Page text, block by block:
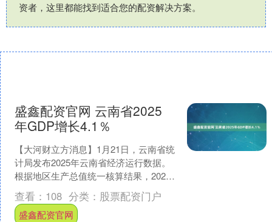
资者，这里都能找到适合您的配资解决方案。
盛鑫配资官网 云南省2025
年GDP增长4.1％
【大河财立方消息】1月21日，云南省统
计局发布2025年云南省经济运行数据。
根据地区生产总值统一核算结果，2025
年云南省实现地区生产总值32765.78亿
元....
查看： 108 分类： 股票配资门户
盛鑫配资官网